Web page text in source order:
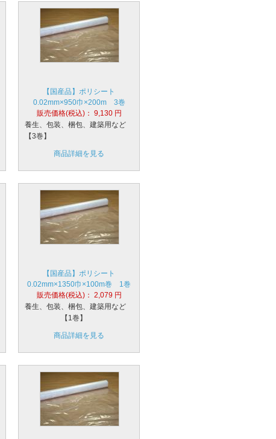
【国産品】ポリシート
0.02mm×950巾×200m 3巻
販売価格(税込)： 9,130円
養生、包装、梱包、建築用など
【3巻】
商品詳細を見る
【国産品】ポリシート
0.02mm×1350巾×100m巻 1巻
販売価格(税込)： 2,079 円
養生、包装、梱包、建築用など
【1巻】
商品詳細を見る